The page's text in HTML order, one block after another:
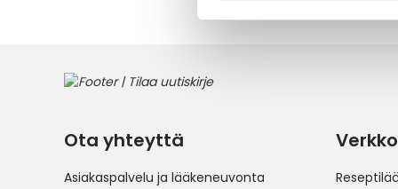
Ota yhteyttä
Asiakaspalvelu ja lääkeneuvonta